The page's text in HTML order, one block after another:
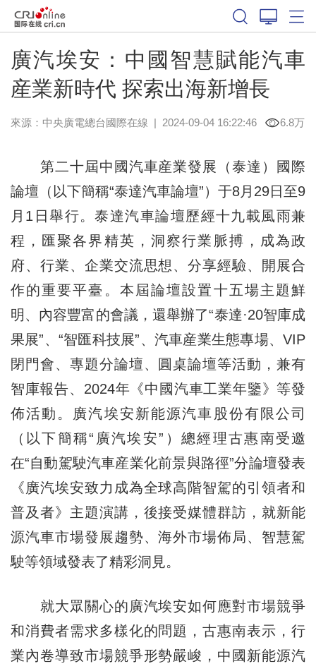
廣汽埃安：中國智慧賦能汽車
産業新時代 探索出海新增長
來源： 中央廣電總台國際在線 | 2024-09-04 16:22:46 6.8万
第二十屆中國汽車産業發展（泰達）國際
論壇（以下簡稱“泰達汽車論壇”）于8月29日至9
月1日舉行。泰達汽車論壇歷經十九載風雨兼
程，匯聚各界精英，洞察行業脈搏，成為政
府、行業、企業交流思想、分享經驗、開展合
作的重要平臺。本屆論壇設置十五場主題鮮
明、內容豐富的會議，還舉辦了“泰達·20智庫成
果展”、“智匯科技展”、汽車産業生態專場、VIP
閉門會、專題分論壇、圓桌論壇等活動，兼有
智庫報告、2024年《中國汽車工業年鑒》等發
佈活動。廣汽埃安新能源汽車股份有限公司
（以下簡稱“廣汽埃安”）總經理古惠南受邀
在“自動駕駛汽車産業化前景與路徑”分論壇發表
《廣汽埃安致力成為全球高階智駕的引領者和
普及者》主題演講，後接受媒體群訪，就新能
源汽車市場發展趨勢、海外市場佈局、智慧駕
駛等領域發表了精彩洞見。
就大眾關心的廣汽埃安如何應對市場競爭
和消費者需求多樣化的問題，古惠南表示，行
業內卷導致市場競爭形勢嚴峻，中國新能源汽